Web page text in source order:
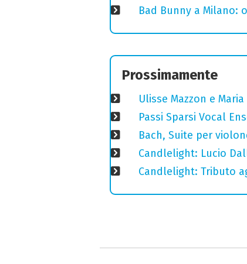
Bad Bunny a Milano:
Prossimamente
Ulisse Mazzon e
Passi Sparsi Vocal
Bach, Suite per
Candlelight: Lucio
Candlelight: Tributo